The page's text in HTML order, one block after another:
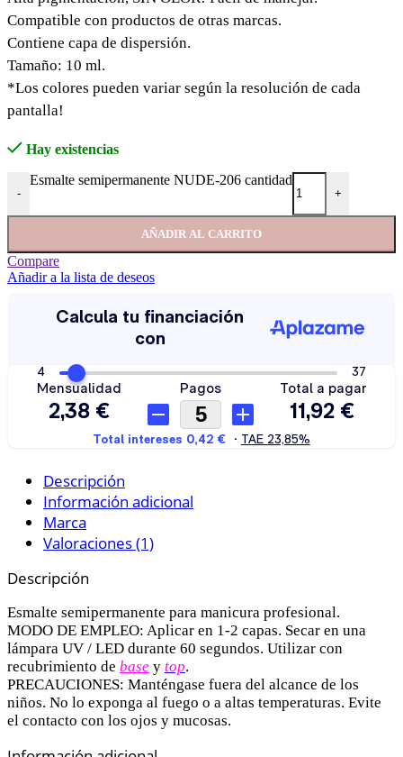
Compatible con productos de otras marcas.
Contiene capa de dispersión.
Tamaño: 10 ml.
*Los colores pueden variar según la resolución de cada
pantalla!
Hay existencias
-
Esmalte semipermanente NUDE-206 cantidad
+
AÑADIR AL CARRITO
Compare
Añadir a la lista de deseos
Descripción
Información adicional
Marca
Valoraciones (1)
Descripción
Esmalte semipermanente para manicura profesional.
MODO DE EMPLEO: Aplicar en 1-2 capas. Secar en una
lámpara UV / LED durante 60 segundos. Utilizar con
recubrimiento de base y top.
PRECAUCIONES: Manténgase fuera del alcance de los
niños. No lo exponga al fuego o a altas temperaturas. Evite
el contacto con los ojos y mucosas.